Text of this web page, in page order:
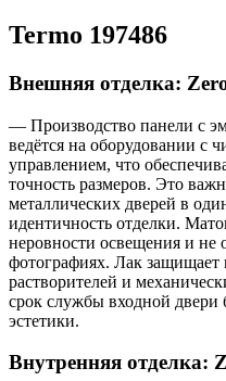
Termo 197486
Внешняя отделка:
— Производство панели с
ведётся на оборудовании с
управлением, что
точность размеров. Это
металлических дверей в
идентичность отделки.
неровности освещения и не
фотографиях. Лак
растворителей и
срок службы входной двери
эстетики.
Внутренняя отделка: